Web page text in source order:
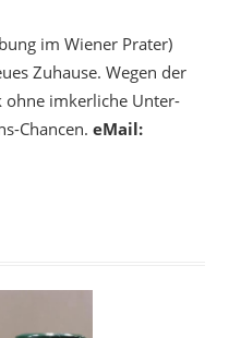
im Wiener Prater)
Zuhause. Wegen der
ohne imkerliche Unter­
Chancen. eMail: